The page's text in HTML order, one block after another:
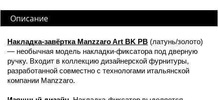
Описание
Накладка-завёртка Manzzaro Art BK PB (латунь/золото)
— необычная модель накладки-фиксатора под дверную
ручку. Входит в коллекцию дизайнерской фурнитуры,
разработанной совместно с технологами итальянской
компании Manzzaro.